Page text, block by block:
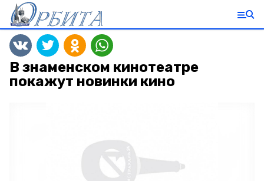
В знаменском кинотеатре
покажут новинки кино